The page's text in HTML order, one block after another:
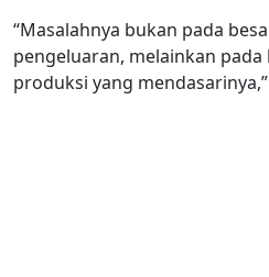
“Masalahnya bukan pada
pengeluaran, melainkan
produksi yang